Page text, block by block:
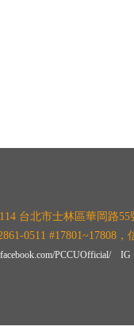
台北市士林區華岡路
0511 #17801~17808，
PCCUOfficial/ IG